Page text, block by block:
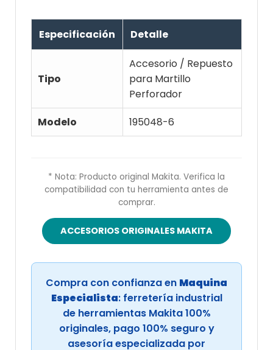
Especificación Detalle
Tipo
Accesorio / Repuesto
para Martillo
Perforador
Modelo
195048-6
* Nota: Producto original Makita. Verifica la
compatibilidad con tu herramienta antes de
comprar.
ACCESORIOS ORIGINALES MAKITA
Compra con confianza en Maquina
Especialista: ferretería industrial
de herramientas Makita 100%
originales, pago 100% seguro y
asesoría especializada por